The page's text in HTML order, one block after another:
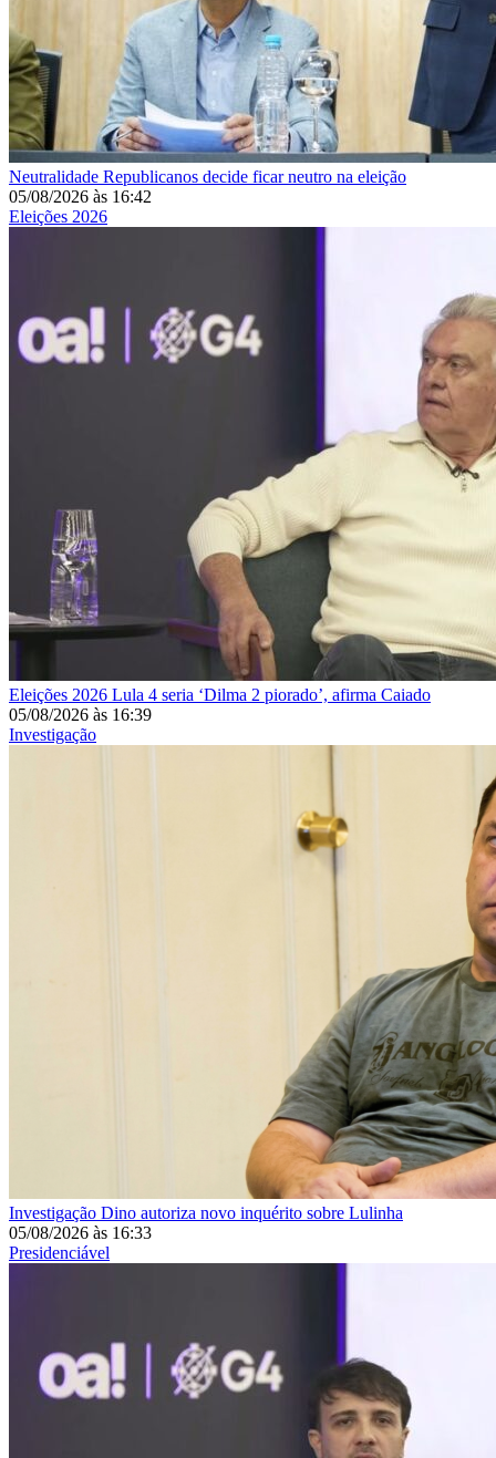
Neutralidade Republicanos decide ficar neutro na eleição
05/08/2026 às 16:42
Eleições 2026
Eleições 2026 Lula 4 seria ‘Dilma 2 piorado’, afirma Caiado
05/08/2026 às 16:39
Investigação
Investigação Dino autoriza novo inquérito sobre Lulinha
05/08/2026 às 16:33
Presidenciável